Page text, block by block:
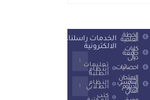
الخطة
العلمية
كليات
جامعة
ديالى
احصائيات
الامتحان
التنافسي
للدبلوم
العالي
الخدمات
الالكترونية
تعليمات
انتظام
الطلبة
النظام
الطلابي
كتب
راسلنا..